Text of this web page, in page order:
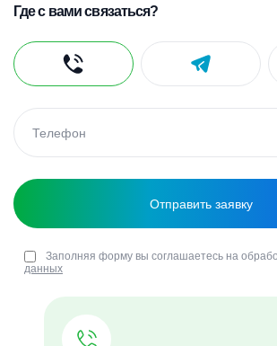
Где с вами связаться?
Заполняя форму вы соглашаетесь на
данных